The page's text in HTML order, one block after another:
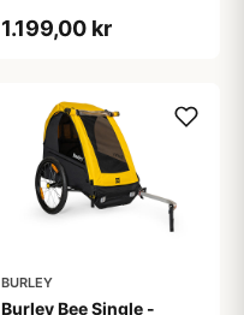
1.199,00 kr
BURLEY
Burley Bee Single -